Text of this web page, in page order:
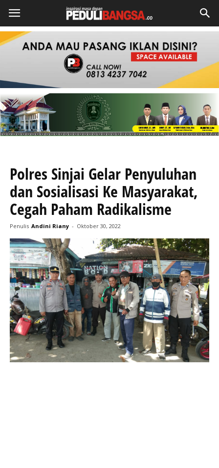
Polres Sinjai Gelar Penyuluhan
dan Sosialisasi Ke Masyarakat,
Cegah Paham Radikalisme
Penulis Andini Riany - Oktober 30, 2022